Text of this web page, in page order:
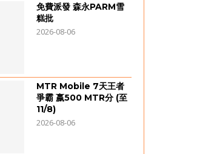
免費派發 森永PARM雪
糕批
2026-08-06
MTR Mobile 7天王者
爭霸 嬴500 MTR分 (至
11/8)
2026-08-06